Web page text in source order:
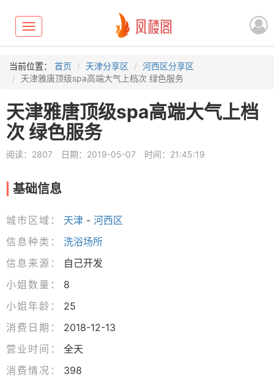
Toggle
navigation
当前位置： 首页 天津分享区
河西区分享区
天津雅唐顶级spa高端大气上档次 绿色服务
天津雅唐顶级spa高端大气上档
次 绿色服务
阅读：2807 日期：2019-05-07 时间：21:45:19
基础信息
城市区域： 天津 - 河西区
信息种类：
洗浴场所
信息来源：
自己开发
小姐数量：
8
小姐年龄：
25
消费日期：
2018-12-13
营业时间：
全天
消费情况：
398